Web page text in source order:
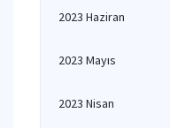
2023 Haziran
2023 Mayıs
2023 Nisan